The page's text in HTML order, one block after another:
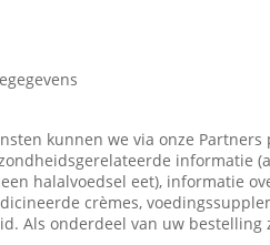
kunnen we via onze
informatie
halalvoedsel eet), informatie
crèmes,
Als onderdeel van uw